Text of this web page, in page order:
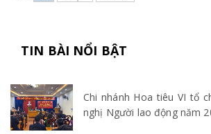
TIN BÀI NỔI BẬT
Chi nhánh Hoa tiêu VI tổ
nghị Người lao động năm